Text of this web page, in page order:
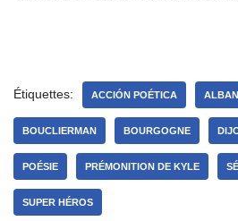
Étiquettes: ACCIÓN POÉTICA
BOUCLIERMAN BOURGOGNE
POÉSIE PRÉMONITION DE KYLE
SUPER HÉROS